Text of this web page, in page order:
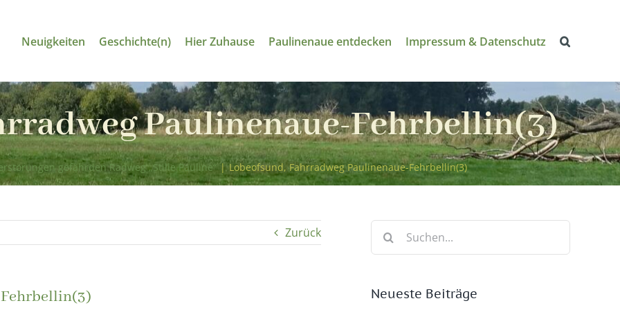
Neuigkeiten Geschichte(n) Hier Zuhause Paulinenaue entdecken Impressum & Datenschutz
Paulinenaue-Fehrbellin(3)
gefährden Radweg „Stille Pauline“ | Lobeofsund, Fahrradweg Paulinenaue-Fehrbellin(3)
Zurück
Suche
Neueste Beiträge